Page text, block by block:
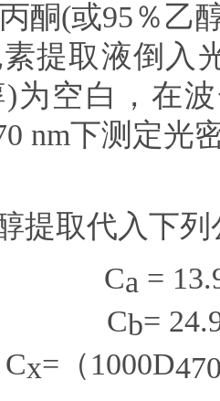
酮(或95％乙
提取液倒入
)为空白，在
nm下测定光
提取代入下列
Ca =
Cb=
Cx= （ 1000D